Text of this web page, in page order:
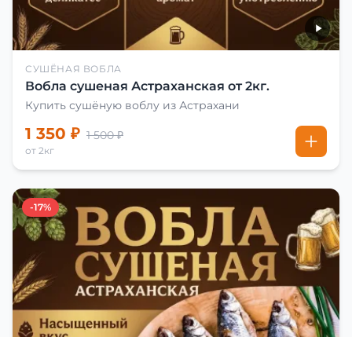
СУШЁНАЯ ВОБЛА
Вобла сушеная Астраханская от 2кг.
Купить сушёную воблу из Астрахани
1 350 ₽ 1 500 ₽
от 2кг
-17%